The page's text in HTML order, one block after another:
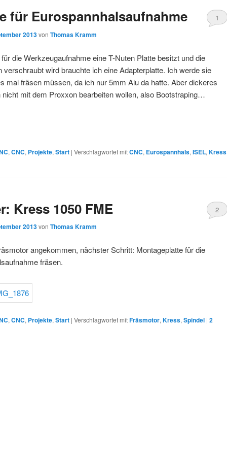
für Eurospannhalsaufnahme
2013von Thomas Kramm
1
die Werkzeugaufnahme eine T-Nuten Platte besitzt und die
verschraubt wird brauchte ich eine Adapterplatte. Ich werde sie
mal fräsen müssen, da ich nur 5mm Alu da hatte. Aber dickeres
nicht mit dem Proxxon bearbeiten wollen, also Bootstraping…
, CNC, Projekte, Start | Verschlagwortet mitCNC, Eurospannhals, ISEL, Kress
Kress 1050 FME
2013von Thomas Kramm
2
angekommen, nächster Schritt: Montageplatte für die
fräsen.
, CNC, Projekte, Start | Verschlagwortet mitFräsmotor, Kress, Spindel | 2